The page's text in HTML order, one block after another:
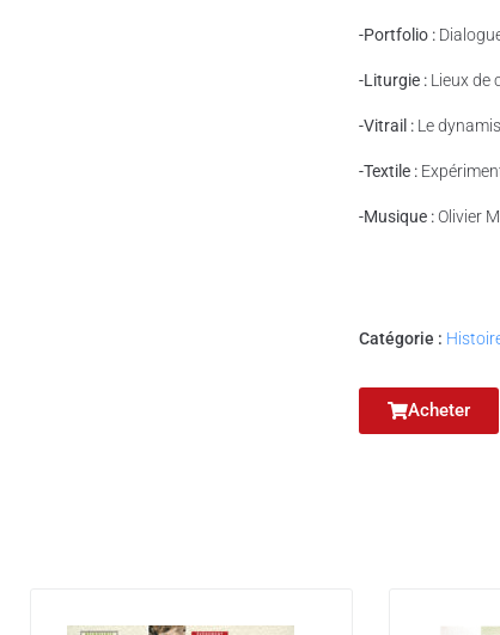
-Portfolio :
-Liturgie : Lieux de
-Vitrail : Le
-Textile :
-Musique :Olivier
Catégorie :
Acheter